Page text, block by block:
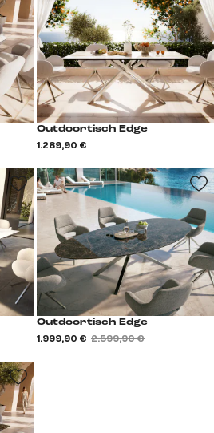
Outdoortisch Edge
1.289,90 €
Outdoortisch Edge
1.999,90 € 2.599,90 €